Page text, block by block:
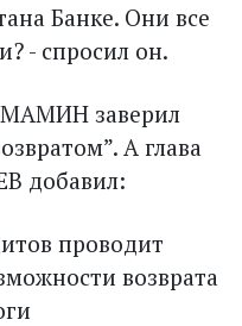
Банке. Они все
- спросил он.
МАМИН заверил
А глава
добавил:
проводит
возврата